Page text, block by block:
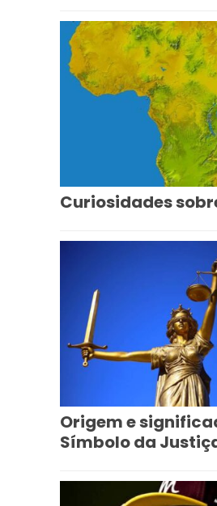
Curiosidades
Origem e
Símbolo da